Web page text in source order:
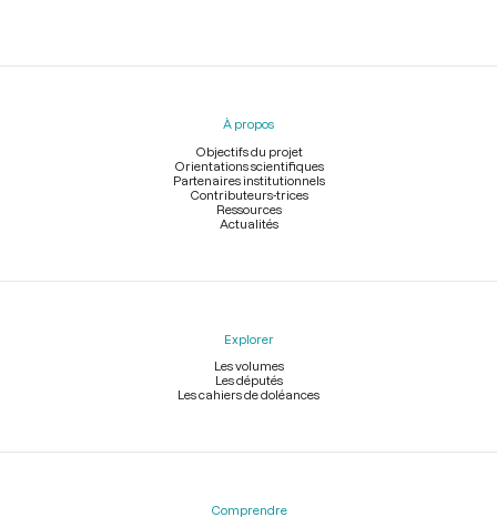
Menu
À propos
Objectifs du projet
Orientations scientifiques
Partenaires institutionnels
Contributeurs-trices
Ressources
Actualités
Explorer
Les volumes
Les députés
Les cahiers de doléances
Comprendre